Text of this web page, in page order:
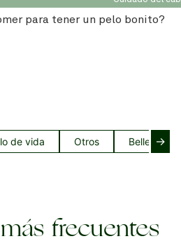
para tener un pelo bonito?
de vida Otros Belleza
→
frecuentes